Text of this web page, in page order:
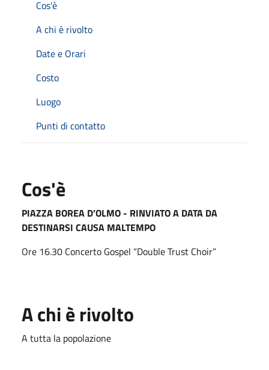
Cos'è
A chi è rivolto
Date e Orari
Costo
Luogo
Punti di contatto
Cos'è
PIAZZA BOREA D’OLMO - RINVIATO A DATA DA
DESTINARSI CAUSA MALTEMPO
Ore 16.30 Concerto Gospel “Double Trust Choir”
A chi è rivolto
A tutta la popolazione